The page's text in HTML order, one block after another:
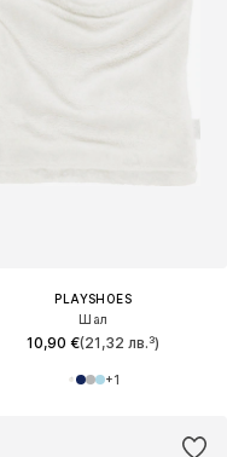
PLAYSHOES
Шал
10,90 €(21,32 лв.³)
+1